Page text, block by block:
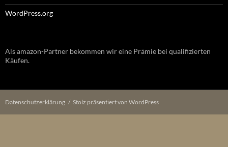
WordPress.org
Als amazon-Partner bekommen wir eine Prämie bei qualifizierten
Käufen.
Datenschutzerklärung Stolz präsentiert von WordPress